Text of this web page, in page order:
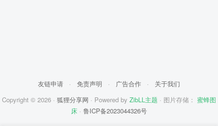
友链申请 · 免责声明 · 广告合作 ·
关于我们
Copyright © 2026 · 狐狸分享网 · Powered by ZibLL主题 · 图片存储： 蜜蜂图
床 · 鲁ICP备2023044326号